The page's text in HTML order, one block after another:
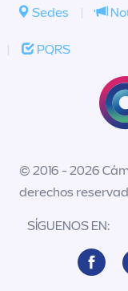
Sedes |
| PQRS
© 2016 - 2026
derechos
SÍGUENOS EN: